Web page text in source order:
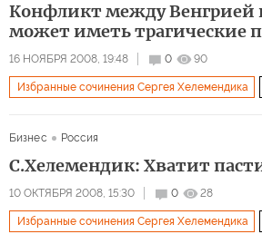
Конфликт между Венгрией
может иметь трагические
16 НОЯБРЯ 2008, 19:48 0 90
Избранные сочинения Сергея Хелемендика
Бизнес
Россия
С.Хелемендик: Хватит
10 ОКТЯБРЯ 2008, 15:30 0 28
Избранные сочинения Сергея Хелемендика